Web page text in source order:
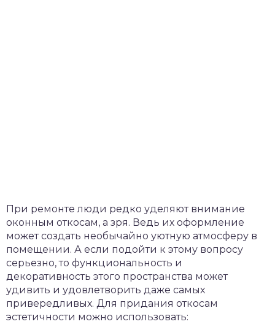
При ремонте люди редко уделяют внимание
оконным откосам, а зря. Ведь их оформление
может создать необычайно уютную атмосферу в
помещении. А если подойти к этому вопросу
серьезно, то функциональность и
декоративность этого пространства может
удивить и удовлетворить даже самых
привередливых. Для придания откосам
эстетичности можно использовать: